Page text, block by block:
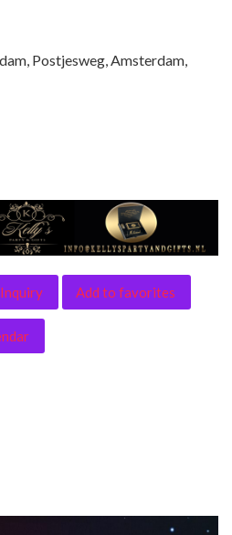
Postjesweg, Amsterdam,
Add to favorites